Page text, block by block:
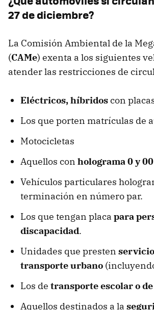
27 de diciembre?
La Comisión Ambiental de la
(CAMe) exenta a los siguientes
atender las restricciones de
Eléctricos, híbridoscon
Los que porten matrículas de
Motocicletas
Aquellos con holograma 0 y 00
Vehículos particulares
terminación en número par.
Los que tengan placa para
discapacidad.
Unidades que presten
transporteurbano
Los de transporte escolar o
Aquellos destinados a la